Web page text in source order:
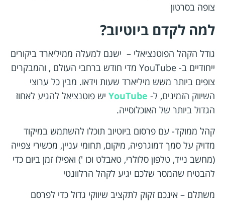
צופה בסרטון
למה לקדם ביוטיוב?
גודל הקהל הפוטנציאלי – ישנם למעלה ממיליארד ביקורים
ייחודיים ב- YouTube מדי חודש ברחבי העולם , והמבקרים
צופים ביותר משש מיליארד שעות וידאו. מבין כל ערוצי
השיווק הזמינים, ל- YouTube יש פוטנציאל להגיע לאחוז
הגדול ביותר של האוכלוסייה.
קהל ממוקד- עם פרסום ביוטיוב תוכלו להשתמש במיקוד
מדויק על סמך דמוגרפיה, מיקום, תחומי עניין, מכשירי צפייה
(מחשב נייד, טלפון סלולרי, טאבלט וכו ') ואפילו זמן ביום כדי
להבטיח שהמסר שלכם יגיע לקהל הרלוונטי
משתלם – אינכם זקוק לתקציב שיווקי גדול כדי לפרסם